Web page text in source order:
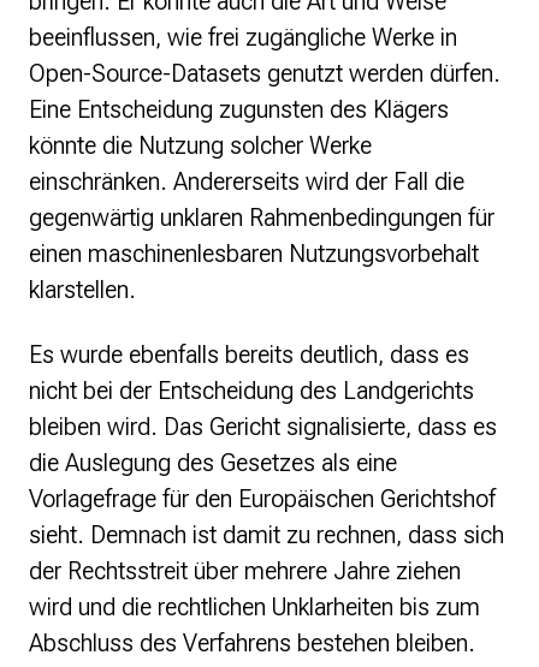
beeinflussen, wie frei zugängliche Werke in
Open-Source-Datasets genutzt werden dürfen.
Eine Entscheidung zugunsten des Klägers
könnte die Nutzung solcher Werke
einschränken. Andererseits wird der Fall die
gegenwärtig unklaren Rahmenbedingungen für
einen maschinenlesbaren Nutzungsvorbehalt
klarstellen.
Es wurde ebenfalls bereits deutlich, dass es
nicht bei der Entscheidung des Landgerichts
bleiben wird. Das Gericht signalisierte, dass es
die Auslegung des Gesetzes als eine
Vorlagefrage für den Europäischen Gerichtshof
sieht. Demnach ist damit zu rechnen, dass sich
der Rechtsstreit über mehrere Jahre ziehen
wird und die rechtlichen Unklarheiten bis zum
Abschluss des Verfahrens bestehen bleiben.